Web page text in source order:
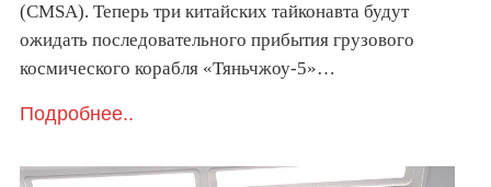
(CMSA). Теперь три китайских тайконавта будут
ожидать последовательного прибытия грузового
космического корабля «Тяньчжоу-5»…
Подробнее..